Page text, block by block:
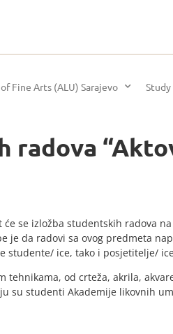
Fine Arts (ALU) Sarajevo
se izložba studentskih radova na
je da radovi sa ovog predmeta
studente/ ice, tako i posjetitelje/
tehnikama, od crteža, akrila,
su studenti Akademije likovnih